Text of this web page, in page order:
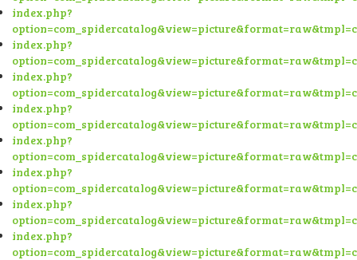
index.php?
index.php?
index.php?
index.php?
index.php?
index.php?
index.php?
index.php?